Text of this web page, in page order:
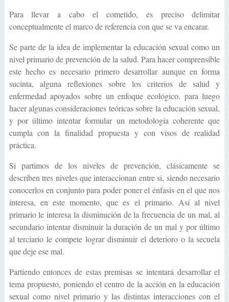
Para llevar a cabo el cometido, es preciso delimitar
conceptualmente el marco de referencia con que se va encarar.
Se parte de la idea de implementar la educación sexual como un
nivel primario de prevención de la salud. Para hacer comprensible
este hecho es necesario primero desarrollar aunque en forma
sucinta, alguna reflexiones sobre los criterios de salud y
enfermedad apoyados sobre un enfoque ecológico, para luego
hacer algunas consideraciones teóricas sobre la educación sexual,
y por último intentar formular un metodología coherente que
cumpla con la finalidad propuesta y con visos de realidad
práctica.
Si partimos de los niveles de prevención, clásicamente se
describen tres niveles que interaccionan entre si, siendo necesario
conocerlos en conjunto para poder poner el énfasis en el que nos
interesa, en este momento, que es el primario. Así al nivel
primario le interesa la disminución de la frecuencia de un mal, al
secundario intentar disminuir la duración de un mal y por último
al terciario le compete lograr disminuir el deterioro o la secuela
que deje ese mal.
Partiendo entonces de estas premisas se intentará desarrollar el
tema propuesto, poniendo el centro de la acción en la educación
sexual como nivel primario y las distintas interacciones con el